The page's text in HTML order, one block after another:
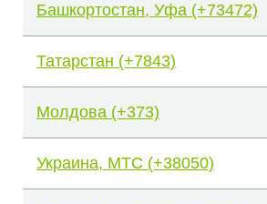
Башкортостан, Уфа (+73472)
Татарстан (+7843)
Молдова (+373)
Украина, МТС (+38050)